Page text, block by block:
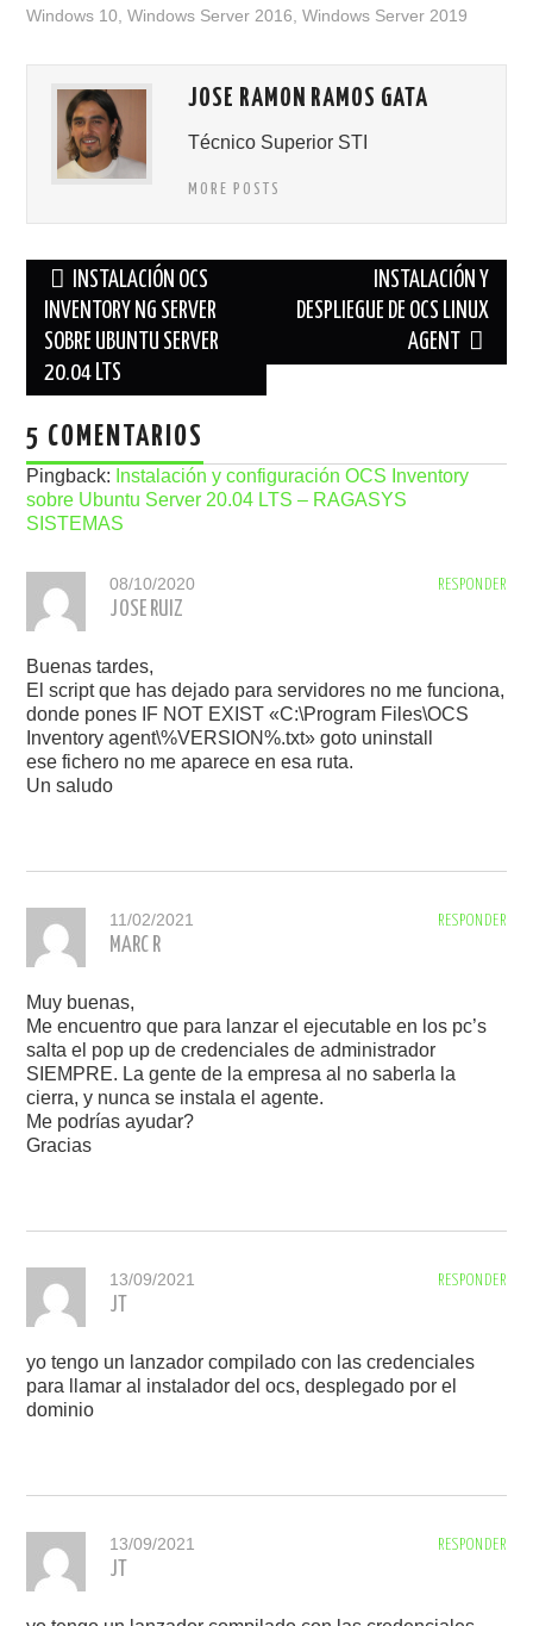
Windows 10 ,Windows Server 2016 ,Windows Server 2019
JOSE RAMON RAMOS GATA
Técnico Superior STI
MORE POSTS
Navegación
de
entradas
INSTALACIÓN OCS
INVENTORY NG SERVER
SOBRE UBUNTU SERVER
20.04 LTS
INSTALACIÓN Y
DESPLIEGUE DE OCS LINUX
AGENT
5 COMENTARIOS
Pingback: Instalación y configuración OCS Inventory
sobre Ubuntu Server 20.04 LTS – RAGASYS
SISTEMAS
RESPONDER
08/10/2020
JOSE RUIZ
Buenas tardes,
El script que has dejado para servidores no me funciona,
donde pones IF NOT EXIST «C:\Program Files\OCS
Inventory agent\%VERSION%.txt» goto uninstall
ese fichero no me aparece en esa ruta.
Un saludo
RESPONDER
11/02/2021
MARC R
Muy buenas,
Me encuentro que para lanzar el ejecutable en los pc’s
salta el pop up de credenciales de administrador
SIEMPRE. La gente de la empresa al no saberla la
cierra, y nunca se instala el agente.
Me podrías ayudar?
Gracias
RESPONDER
13/09/2021
JT
yo tengo un lanzador compilado con las credenciales
para llamar al instalador del ocs, desplegado por el
dominio
RESPONDER
13/09/2021
JT